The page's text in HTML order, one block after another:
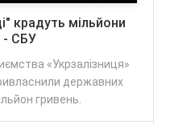
крадуть мільйони
- СБУ
«Укрзалізниця»
державних
гривень.